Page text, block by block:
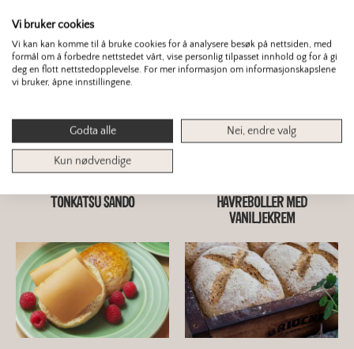
Du er kanskje interessert i dette også?
TONKATSU SANDO
HAVREBOLLER MED
VANILJEKREM
Vi bruker cookies
Vi kan kan komme til å bruke cookies for å analysere besøk på nettsiden, med
formål om å forbedre nettstedet vårt, vise personlig tilpasset innhold og for å gi
deg en flott nettstedopplevelse. For mer informasjon om informasjonskapslene
vi bruker, åpne innstillingene.
Godta alle Nei, endre valg
Kun nødvendige